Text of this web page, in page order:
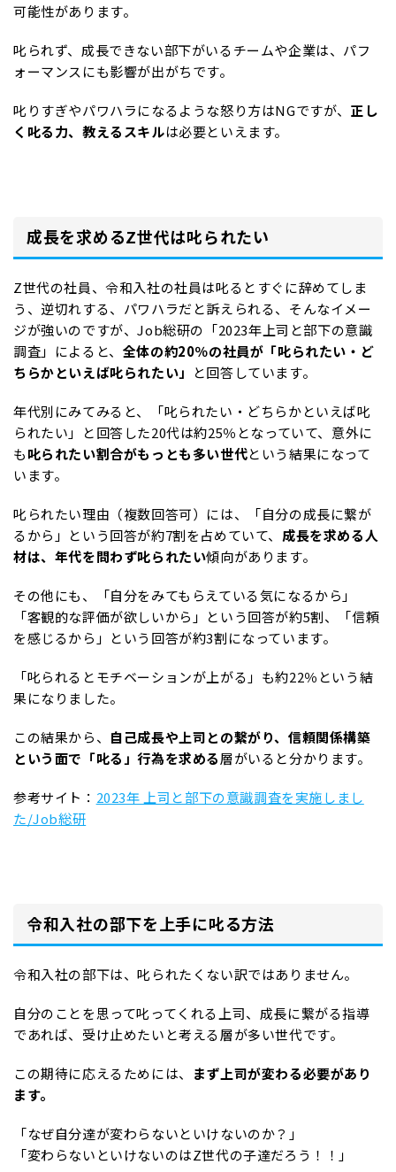
可能性があります。
叱られず、成長できない部下がいるチームや企業は、パフ
ォーマンスにも影響が出がちです。
叱りすぎやパワハラになるような怒り方はNGですが、正し
く叱る力、教えるスキルは必要といえます。
成長を求めるZ世代は叱られたい
Z世代の社員、令和入社の社員は叱るとすぐに辞めてしま
う、逆切れする、パワハラだと訴えられる、そんなイメー
ジが強いのですが、Job総研の「2023年上司と部下の意識
調査」によると、 全体の約20％の社員が「叱られたい・ど
ちらかといえば叱られたい」
と回答しています。
年代別にみてみると、「叱られたい・どちらかといえば叱
られたい」と回答した20代は約25％となっていて、意外に
も叱られたい割合がもっとも多い世代という結果になって
います。
叱られたい理由（複数回答可）には、「自分の成長に繋が
るから」という回答が約7割を占めていて、 成長を求める人
材は、年代を問わず叱られたい傾向があります。
その他にも、「自分をみてもらえている気になるから」
「客観的な評価が欲しいから」という回答が約5割、「信頼
を感じるから」という回答が約3割になっています。
「叱られるとモチベーションが上がる」も約22％という結
果になりました。
この結果から、 自己成長や上司との繋がり、信頼関係構築
という面で「叱る」行為を求める層がいると分かります。
参考サイト： 2023年 上司と部下の意識調査を実施しまし
た/Job総研
令和入社の部下を上手に叱る方法
令和入社の部下は、叱られたくない訳ではありません。
自分のことを思って叱ってくれる上司、成長に繋がる指導
であれば、受け止めたいと考える層が多い世代です。
この期待に応えるためには、
まず上司が変わる必要があり
ます。
「なぜ自分達が変わらないといけないのか？」
「変わらないといけないのはZ世代の子達だろう！！」